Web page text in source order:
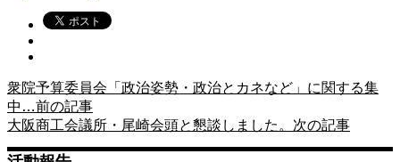
衆院予算委員会「政治姿勢・政治とカネなど」に関する集
中…前の記事
大阪商工会議所・尾崎会頭と懇談しました。 次の記事